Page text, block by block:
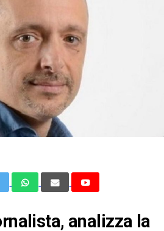
analizza la